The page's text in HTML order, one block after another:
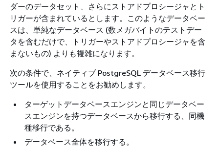
ダーのデータセット、さらにストアドプロシージャとト
リガーが含まれているとします。このようなデータベー
スは、単純なデータベース (数メガバイトのテストデー
タを含むだけで、トリガーやストアドプロシージャを含
まないもの) よりも複雑になります。
次の条件で、ネイティブ PostgreSQL データベース移行
ツールを使用することをお勧めします。
ターゲットデータベースエンジンと同じデータベー
スエンジンを持つデータベースから移行する、同機
種移行である。
データベース全体を移行する。